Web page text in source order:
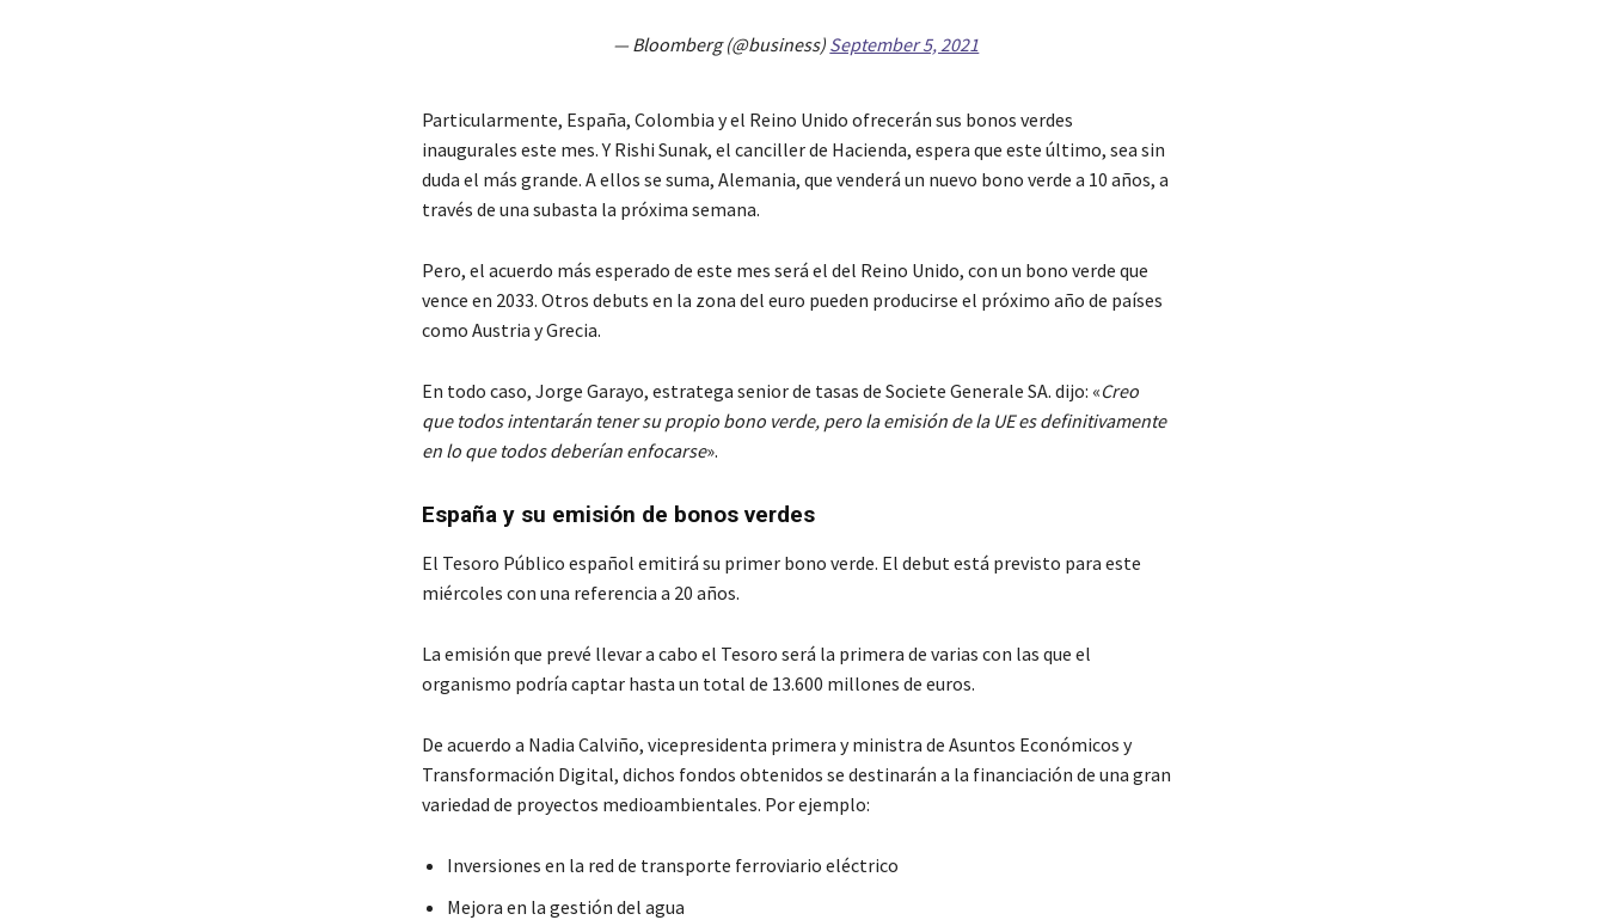
— Bloomberg (@business) September 5, 2021
Particularmente, España, Colombia y el Reino Unido ofrecerán sus bonos verdes
inaugurales este mes. Y Rishi Sunak, el canciller de Hacienda, espera que este último, sea sin
duda el más grande. A ellos se suma, Alemania, que venderá un nuevo bono verde a 10 años, a
través de una subasta la próxima semana.
Pero, el acuerdo más esperado de este mes será el del Reino Unido, con un bono verde que
vence en 2033. Otros debuts en la zona del euro pueden producirse el próximo año de países
como Austria y Grecia.
En todo caso, Jorge Garayo, estratega senior de tasas de Societe Generale SA. dijo: «Creo
que todos intentarán tener su propio bono verde, pero la emisión de la UE es definitivamente
en lo que todos deberían enfocarse».
España y su emisión de bonos verdes
El Tesoro Público español emitirá su primer bono verde. El debut está previsto para este
miércoles con una referencia a 20 años.
La emisión que prevé llevar a cabo el Tesoro será la primera de varias con las que el
organismo podría captar hasta un total de 13.600 millones de euros.
De acuerdo a Nadia Calviño, vicepresidenta primera y ministra de Asuntos Económicos y
Transformación Digital, dichos fondos obtenidos se destinarán a la financiación de una gran
variedad de proyectos medioambientales. Por ejemplo:
Inversiones en la red de transporte ferroviario eléctrico
Mejora en la gestión del agua